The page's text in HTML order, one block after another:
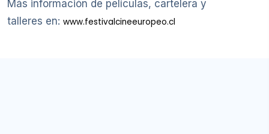
Más información de películas, cartelera y
talleres en: www.festivalcineeuropeo.cl